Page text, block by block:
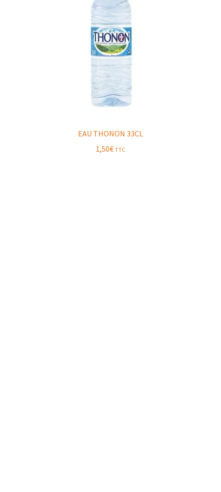
EAU THONON 33CL
1,50€ TTC